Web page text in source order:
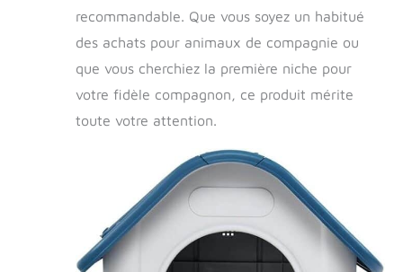
recommandable. Que vous soyez un habitué
des achats pour animaux de compagnie ou
que vous cherchiez la première niche pour
votre fidèle compagnon, ce produit mérite
toute votre attention.